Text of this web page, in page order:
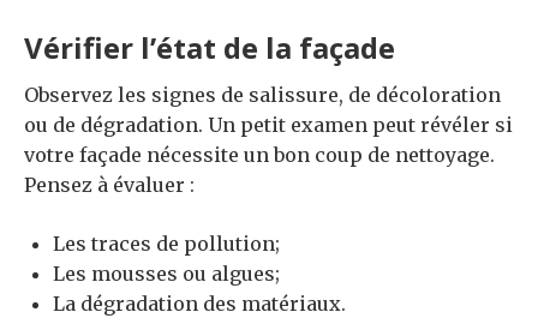
Vérifier l’état de la façade
Observez les signes de salissure, de décoloration
ou de dégradation. Un petit examen peut révéler si
votre façade nécessite un bon coup de nettoyage.
Pensez à évaluer :
Les traces de pollution;
Les mousses ou algues;
La dégradation des matériaux.